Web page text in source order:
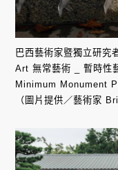
巴西藝術家暨獨立研
Art 無常藝術 _ 暫時性
Minimum Monument
（圖片提供／藝術家